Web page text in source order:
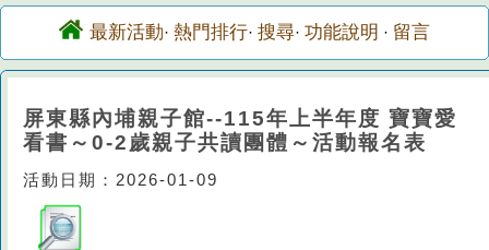
最新活動· 熱門排行· 搜尋· 功能說明 · 留言
屏東縣內埔親子館--115年上半年度 寶寶愛
看書～0-2歲親子共讀團體～活動報名表
活動日期：2026-01-09